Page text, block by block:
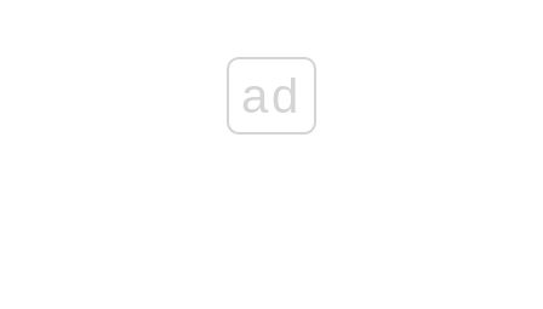
ad